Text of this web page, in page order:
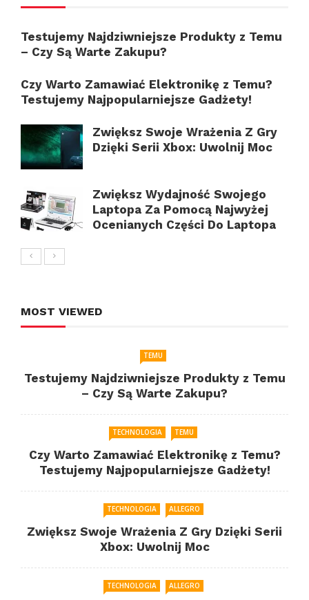
Testujemy Najdziwniejsze Produkty z Temu
– Czy Są Warte Zakupu?
Czy Warto Zamawiać Elektronikę z Temu?
Testujemy Najpopularniejsze Gadżety!
Zwiększ Swoje Wrażenia Z Gry
Dzięki Serii Xbox: Uwolnij Moc
Zwiększ Wydajność Swojego
Laptopa Za Pomocą Najwyżej
Ocenianych Części Do Laptopa
MOST VIEWED
TEMU
Testujemy Najdziwniejsze Produkty z Temu
– Czy Są Warte Zakupu?
TECHNOLOGIA TEMU
Czy Warto Zamawiać Elektronikę z Temu?
Testujemy Najpopularniejsze Gadżety!
TECHNOLOGIA ALLEGRO
Zwiększ Swoje Wrażenia Z Gry Dzięki Serii
Xbox: Uwolnij Moc
TECHNOLOGIA ALLEGRO